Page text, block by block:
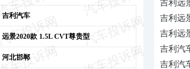
吉利汽车
远景2020款 1.5L CVT尊贵型
河北邯郸
不给质
吉利远
响，4S
吉利远
要求厂
吉利汽
抛锚的
吉利汽